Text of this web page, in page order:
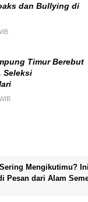
dan Bullying di
Timur Berebut
Seleksi
Mengikutimu?
Pesan dari Alam